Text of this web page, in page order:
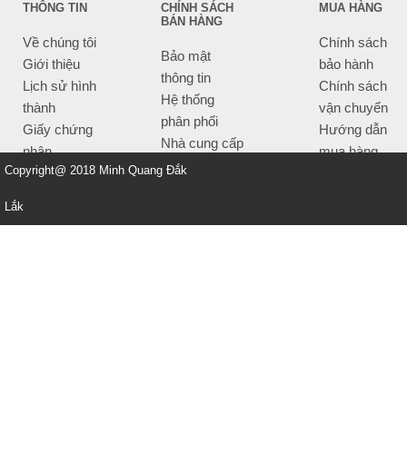
THÔNG TIN
Về chúng tôi
Giới thiệu
Lịch sử hình
thành
Giấy chứng
nhận
CHÍNH SÁCH
BÁN HÀNG
Bảo mật
thông tin
Hệ thống
phân phối
Nhà cung cấp
Tiêu chí bán
MUA HÀNG
Chính sách
bảo hành
Chính sách
vận chuyển
Hướng dẫn
mua hàng
Copyright@ 2018 Minh Quang Đắk
Lắk